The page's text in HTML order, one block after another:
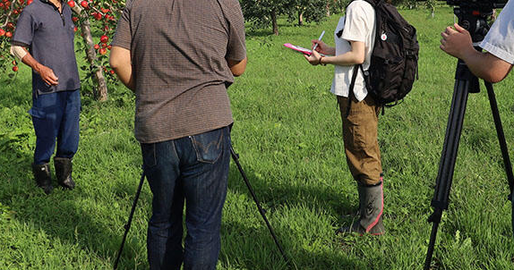
ディスティングイッシュトプロフェッサー ノーベル賞
ユニバーシティプロフェッサー 医学 宇宙
求愛 牛 恐竜 建築 顕微鏡
獣医学 書籍 情報科学 人獣共通感染症
先住民研究 総合博物館 中谷宇吉郎 南極